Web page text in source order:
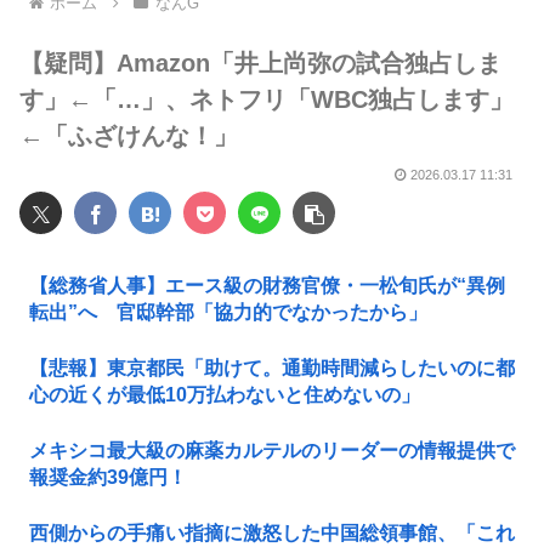
【疑問】Amazon「井上尚弥の試合独占しま
す」←「…」、ネトフリ「WBC独占します」
←「ふざけんな！」
2026.03.17 11:31
【総務省人事】エース級の財務官僚・一松旬氏が“異例
転出”へ 官邸幹部「協力的でなかったから」
【悲報】東京都民「助けて。通勤時間減らしたいのに都
心の近くが最低10万払わないと住めないの」
メキシコ最大級の麻薬カルテルのリーダーの情報提供で
報奨金約39億円！
西側からの手痛い指摘に激怒した中国総領事館、「これ